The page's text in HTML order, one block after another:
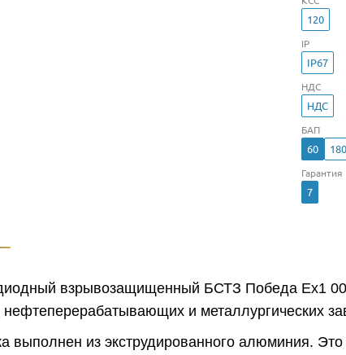
120
IP
IP67
НДС
НДС
БАП
60 180
Гарантия
7
взрывозащищенный БСТЗ Победа Ex1
нефтеперерабатывающих и металлургических
выполнен из экструдированного алюминия.